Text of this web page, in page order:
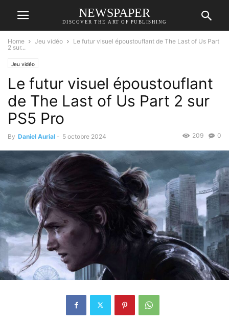
NEWSPAPER
DISCOVER THE ART OF PUBLISHING
Home Jeu vidéo
Le futur visuel époustouflant de The Last of Us Part
2 sur...
Jeu vidéo
Le futur visuel époustouflant
de The Last of Us Part 2 sur
PS5 Pro
By Daniel Aurial - 5 octobre 2024 0
209